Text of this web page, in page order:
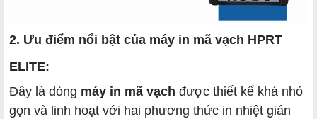
2. Ưu điểm nổi bật của máy in mã vạch HPRT
ELITE:
Đây là dòng máy in mã vạch được thiết kế khá nhỏ
gọn và linh hoạt với hai phương thức in nhiệt gián